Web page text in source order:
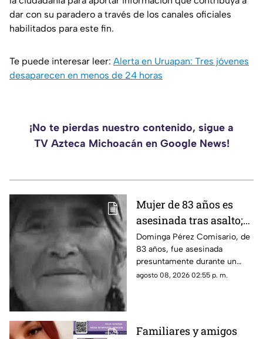
dar con su paradero a través de los canales oficiales
habilitados para este fin.
Te puede interesar leer: Alerta en Uruapan: Tres jóvenes
desaparecen en menos de 24 horas
¡No te pierdas nuestro contenido, sigue a
TV Azteca Michoacán en Google News!
Mujer de 83 años es
asesinada tras asalto;
le robaron los $90 que
había ganado
vendiendo cemitas
Dominga Pérez Comisario, de
83 años, fue asesinada
presuntamente durante un
asalto en Amozoc, Puebla,
agosto 08, 2026 02:55 p. m.
Familiares y amigos